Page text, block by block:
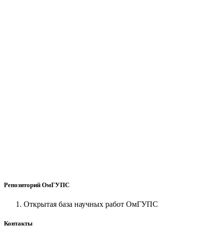
Репозиторий ОмГУПС
Открытая база научных работ ОмГУПС
Контакты